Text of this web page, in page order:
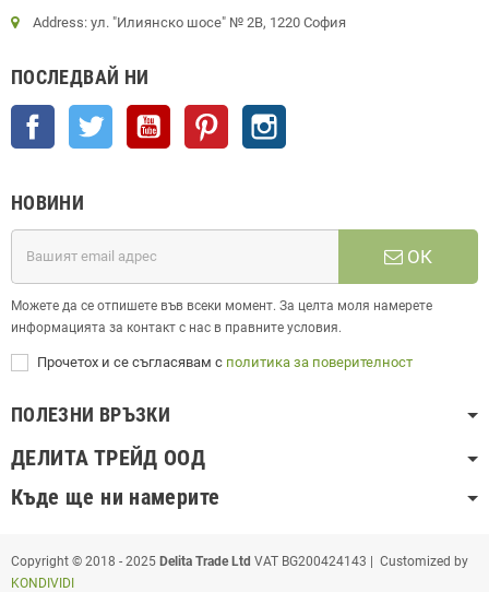
Address: ул. "Илиянско шосе" № 2В, 1220 София
ПОСЛЕДВАЙ НИ
Facebook Twitter YouTube Pinterest
НОВИНИ
ОК
Можете да се отпишете във всеки момент. За целта моля намерете
информацията за контакт с нас в правните условия.
Прочетох и се съгласявам с политика за поверителност
ПОЛЕЗНИ ВРЪЗКИ
ДЕЛИТА ТРЕЙД ООД
Къде ще ни намерите
Copyright © 2018 - 2025 Delita Trade Ltd VAT BG200424143 | Customized by
KONDIVIDI